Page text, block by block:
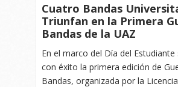
Cuatro Bandas
Triunfan en la Primera
Bandas de la UAZ
En el marco del Día del Estudiante
con éxito la primera edición de
Bandas, organizada por la